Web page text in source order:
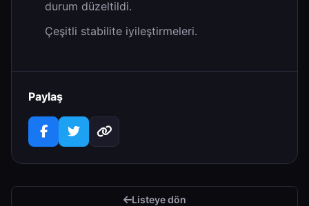
durum düzeltildi.
Çeşitli stabilite iyileştirmeleri.
Paylaş
Listeye dön